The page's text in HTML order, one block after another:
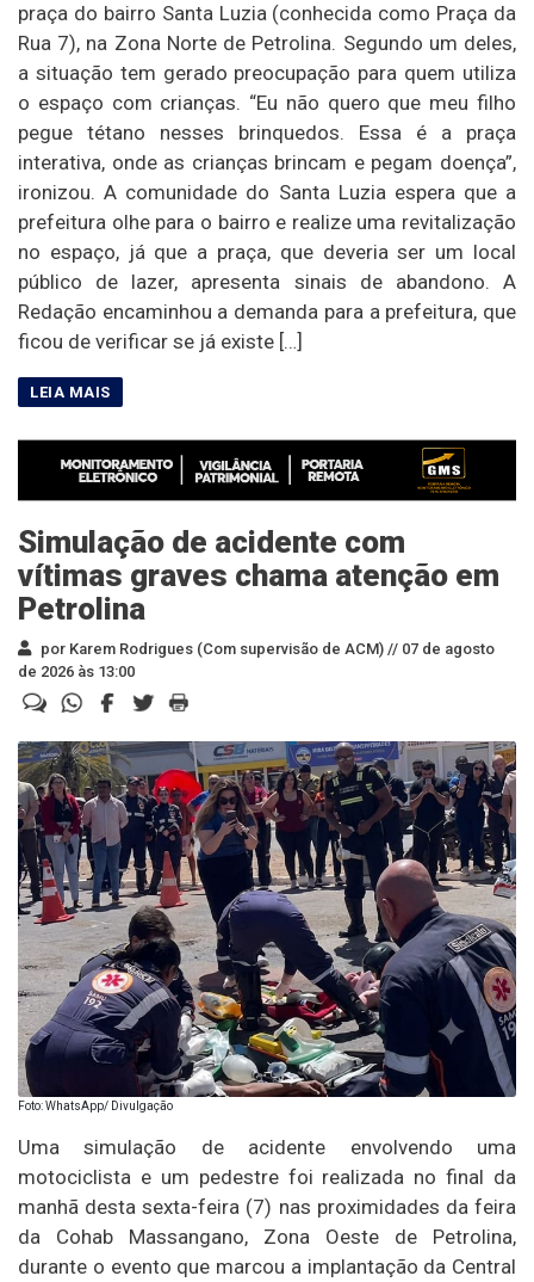
praça do bairro Santa Luzia (conhecida como Praça da
Rua 7), na Zona Norte de Petrolina. Segundo um deles,
a situação tem gerado preocupação para quem utiliza
o espaço com crianças. “Eu não quero que meu filho
pegue tétano nesses brinquedos. Essa é a praça
interativa, onde as crianças brincam e pegam doença”,
ironizou. A comunidade do Santa Luzia espera que a
prefeitura olhe para o bairro e realize uma revitalização
no espaço, já que a praça, que deveria ser um local
público de lazer, apresenta sinais de abandono. A
Redação encaminhou a demanda para a prefeitura, que
ficou de verificar se já existe […]
Simulação de acidente com
vítimas graves chama atenção em
Petrolina
por Karem Rodrigues (Com supervisão de ACM) // 07 de agosto
de 2026 às 13:00
Foto: WhatsApp/ Divulgação
Uma simulação de acidente envolvendo uma
motociclista e um pedestre foi realizada no final da
manhã desta sexta-feira (7) nas proximidades da feira
da Cohab Massangano, Zona Oeste de Petrolina,
durante o evento que marcou a implantação da Central